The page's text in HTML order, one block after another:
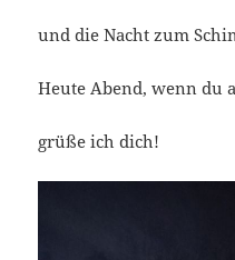
und die Nacht zum
Heute Abend, wenn du
grüße ich dich!